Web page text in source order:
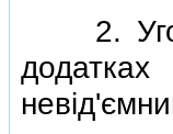
2.